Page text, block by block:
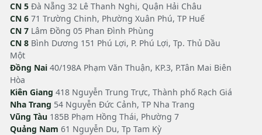
CN 5 Đà Nẵng 32 Lê Thanh Nghị, Quận Hải Châu
CN 6 71 Trường Chinh, Phường Xuân Phú, TP Huế
CN 7 Lâm Đồng 05 Phan Đình Phùng
CN 8 Bình Dương 151 Phú Lợi, P. Phú Lợi, Tp. Thủ Dầu
Một
Đồng Nai 40/198A Phạm Văn Thuận, KP.3, P.Tân Mai Biên
Hòa
Kiên Giang 418 Nguyễn Trung Trực, Thành phố Rạch Giá
Nha Trang 54 Nguyễn Đức Cảnh, TP Nha Trang
Vũng Tàu 185B Phạm Hồng Thái, Phường 7
Quảng Nam 61 Nguyễn Du, Tp Tam Kỳ